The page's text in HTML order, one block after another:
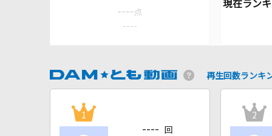
---- 点
----
再生回数ランキ
1
---- 回
2